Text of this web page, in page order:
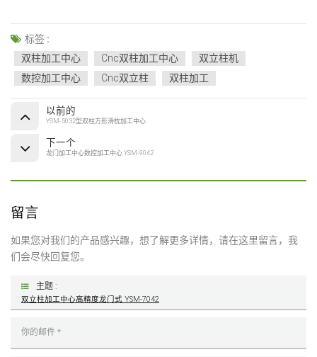
标签 :
双柱加工中心
Cnc双柱加工中心
双立柱机
数控加工中心
Cnc双立柱 双柱加工
以前的
YSM-5032型双柱方形滑枕加工中心
下一个
龙门加工中心数控加工中心 YSM-9042
留言
如果您对我们的产品感兴趣，想了解更多详情，请在这里留言，我
们会尽快回复您。
主题 :
双立柱加工中心高精度龙门式 YSM-7042